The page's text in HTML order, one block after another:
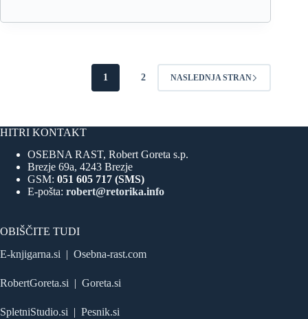
1 2 NASLEDNJA STRAN
HITRI KONTAKT
OSEBNA RAST, Robert Goreta s.p.
Brezje 69a, 4243 Brezje
GSM: 051 605 717 (SMS)
E-pošta: robert@retorika.info
OBIŠČITE TUDI
E-knjigarna.si | Osebna-rast.com
RobertGoreta.si | Goreta.si
SpletniStudio.si | Pesnik.si